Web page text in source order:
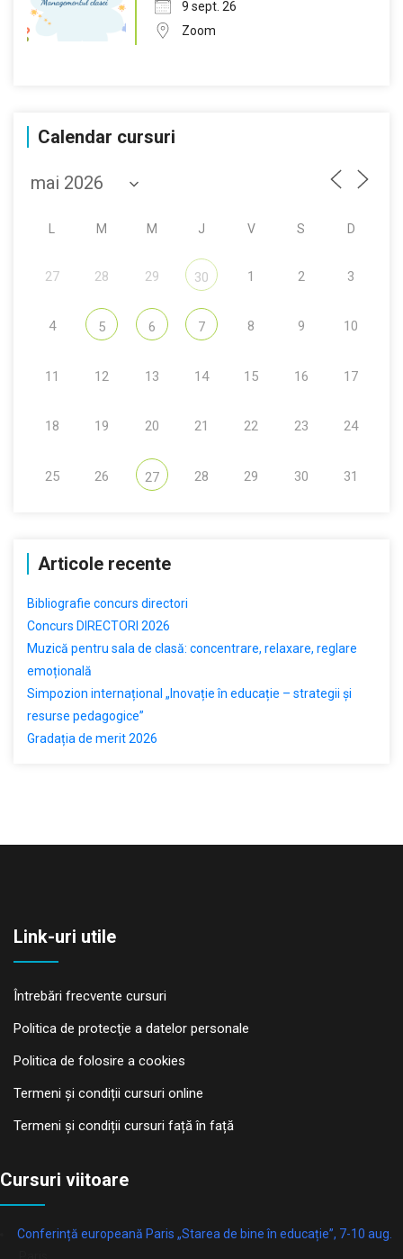
9 sept. 26
Zoom
Calendar cursuri
L M M J V S D
27 28 29 30 1 2 3
4 5 6 7 8 9 10
11 12 13 14 15 16 17
18 19 20 21 22 23 24
25 26 27 28 29 30 31
Articole recente
Bibliografie concurs directori
Concurs DIRECTORI 2026
Muzică pentru sala de clasă: concentrare, relaxare, reglare
emoțională
Simpozion internațional „Inovație în educație – strategii și
resurse pedagogice”
Gradația de merit 2026
Link-uri utile
Întrebări frecvente cursuri
Politica de protecţie a datelor personale
Politica de folosire a cookies
Termeni și condiții cursuri online
Termeni și condiții cursuri față în față
Cursuri viitoare
Conferință europeană Paris „Starea de bine în educație”, 7-10 aug.